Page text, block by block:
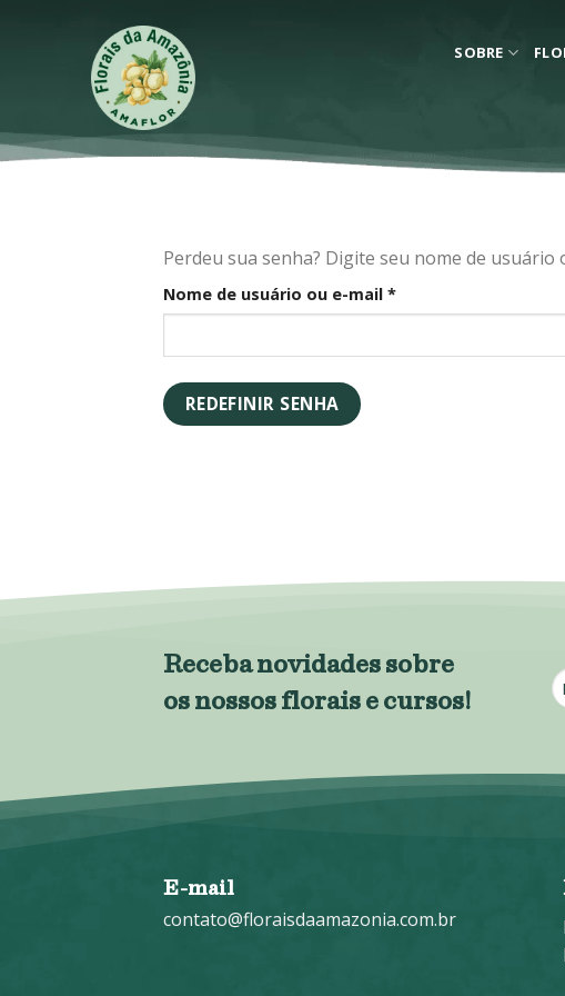
SOBRE
Perdeu sua senha? Digite seu nome de
Nome de usuário ou e-mail *Obrigatório
REDEFINIR SENHA
Receba novidades sobre
os nossos florais e cursos!
E-mail
contato@floraisdaamazonia.com.br